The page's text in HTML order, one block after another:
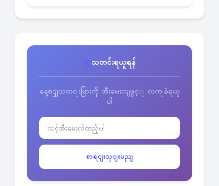
သတင်းရယူရန်
နေ့စဥျသတငျးမြားကို အီးမေးလျဖွင့ျ လကျခံရယူ
ပါ
စာရငျးသှငျးမညျ